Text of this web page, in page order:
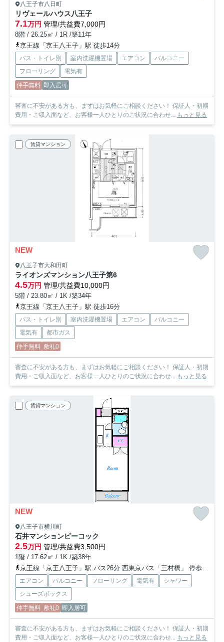
八王子市八日町
リヴェールハウス八王子
7.1万円 管理/共益費7,000円
8階 / 26.25㎡ / 1R /築11年
京王線「京王八王子」駅 徒歩14分
バス・トイレ別 室内洗濯機置場 エアコン
バルコニー
フローリング
電気有
仲手無料 即入居可
審査に不安がある方も、まずはお気軽にご相談ください！ 保証人・初期
費用・ご収入面など、お客様一人ひとりのご状況に合わせ... もっと見る
賃貸マンション
NEW
八王子市大和田町
ライオンズマンション八王子第6
4.5万円 管理/共益費10,000円
5階 / 23.80㎡ / 1K /築34年
京王線「京王八王子」駅 徒歩16分
バス・トイレ別 室内洗濯機置場 エアコン
バルコニー
電気有
都市ガス
仲手無料 敷礼0
審査に不安がある方も、まずはお気軽にご相談ください！ 保証人・初期
費用・ご収入面など、お客様一人ひとりのご状況に合わせ... もっと見る
賃貸マンション
NEW
八王子市横川町
石井マンションピーコック
2.5万円 管理/共益費3,500円
1階 / 17.62㎡ / 1K /築38年
京王線「京王八王子」駅 バス26分 西東京バス「三村橋」 停歩3分
エアコン バルコニー フローリング 電気有
シャワー
シューズボックス
仲手無料 敷礼0 即入居可
審査に不安がある方も、まずはお気軽にご相談ください！ 保証人・初期
費用・ご収入面など、お客様一人ひとりのご状況に合わせ... もっと見る